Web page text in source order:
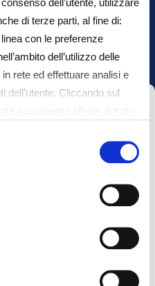
di terze parti, al fine di:
con le preferenze
dell’utilizzo delle
rete ed effettuare analisi e
dell’utente. Cliccando sul
e può essere revocato in
desidera gestire le proprie
“Dettagli” (accessibile in
del lucchetto disponibile in
. Per sapere di più sui
da dove è possibile
in filiale